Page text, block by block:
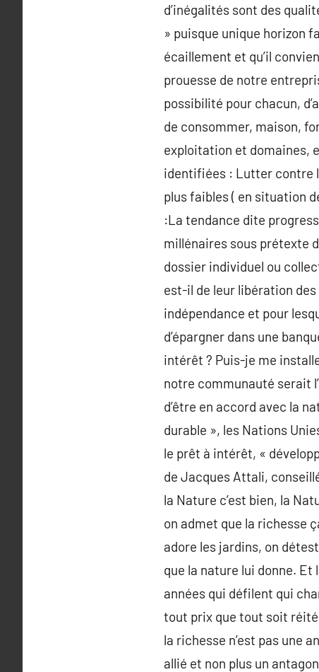
d’inégalités sont des
» puisque unique horizon
écaillement et qu’il
prouesse de notre
possibilité pour chacun,
de consommer, maison,
exploitation et domaines,
identifiées : Lutter contre
plus faibles ( en situation
:La tendance dite
millénaires sous prétexte
dossier individuel ou
est-il de leur libération
indépendance et pour
d’épargner dans une
intérêt ? Puis-je me
notre communauté serait
d’être en accord avec la
durable », les Nations
le prêt à intérêt, «
de Jacques Attali,
la Nature c’est bien, la
on admet que la richesse
adore les jardins, on
que la nature lui donne.
années qui défilent qui
tout prix que tout soit
la richesse n’est pas une
allié et non plus un